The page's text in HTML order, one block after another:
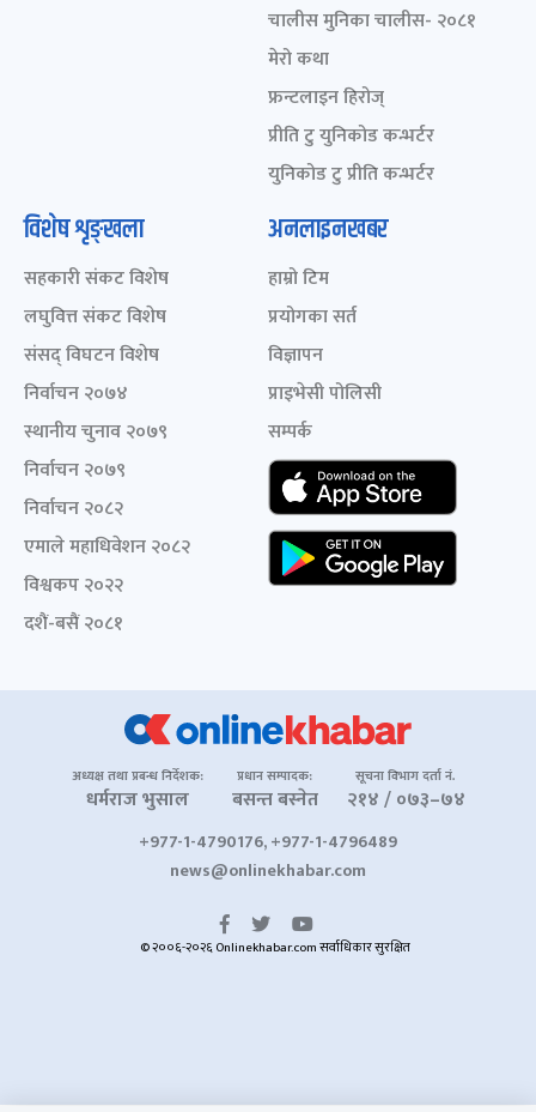
चालीस मुनिका चालीस- २०८१
मेरो कथा
फ्रन्टलाइन हिरोज्
प्रीति टु युनिकोड कन्भर्टर
युनिकोड टु प्रीति कन्भर्टर
विशेष शृङ्खला
सहकारी संकट विशेष
लघुवित्त संकट विशेष
संसद् विघटन विशेष
निर्वाचन २०७४
स्थानीय चुनाव २०७९
निर्वाचन २०७९
निर्वाचन २०८२
एमाले महाधिवेशन २०८२
विश्वकप २०२२
दशैं-बसैं २०८१
अनलाइनखबर
हाम्रो टिम
प्रयोगका सर्त
विज्ञापन
प्राइभेसी पोलिसी
सम्पर्क
अध्यक्ष तथा प्रबन्ध निर्देशक:
धर्मराज भुसाल
प्रधान सम्पादक:
बसन्त बस्नेत
सूचना विभाग दर्ता नं.
२१४ / ०७३–७४
+977-1-4790176, +977-1-4796489
news@onlinekhabar.com
© २००६-२०२६ Onlinekhabar.com सर्वाधिकार सुरक्षित